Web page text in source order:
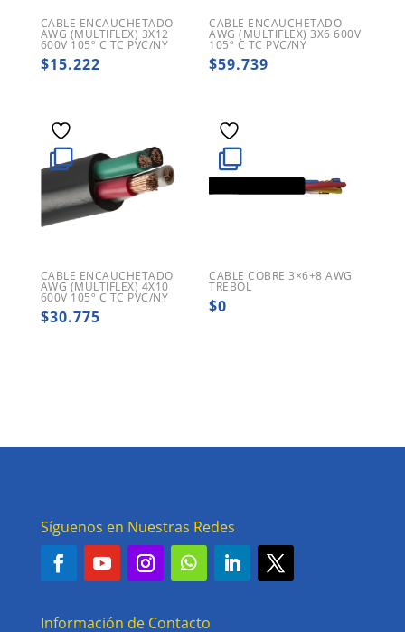
CABLE ENCAUCHETADO
AWG (MULTIFLEX) 3X12
600V 105º C TC PVC/NY
$15.222
CABLE ENCAUCHETADO
AWG (MULTIFLEX) 3X6 600V
105º C TC PVC/NY
$59.739
CABLE ENCAUCHETADO
AWG (MULTIFLEX) 4X10
600V 105º C TC PVC/NY
$30.775
CABLE COBRE 3×6+8 AWG
TREBOL
$0
Síguenos en Nuestras Redes
Información de Contacto